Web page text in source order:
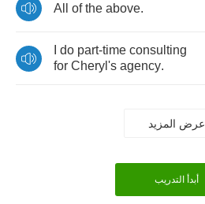
All of the above.
do part-time consulting
for Cheryl's agency.
عرض المزيد
أبدأ التدريب